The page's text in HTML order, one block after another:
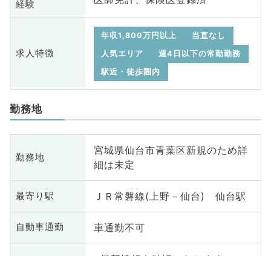
経験
求人特徴
年収1,800万円以上
当直なし
人気エリア
週4日以下の常勤勤務
駅近・徒歩圏内
勤務地
勤務地
宮城県仙台市青葉区新規のため詳
細は未定
最寄り駅 ＪＲ常磐線(上野－仙台) 仙台駅
自動車通勤 車通勤不可